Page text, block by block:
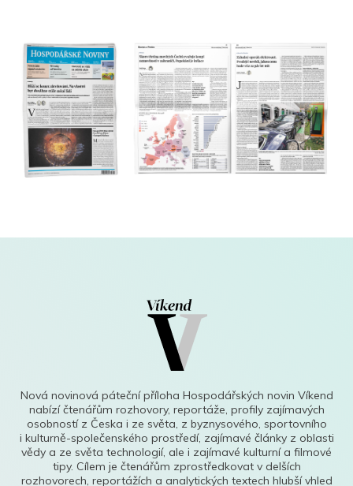
Nová novinová páteční příloha Hospodářských novin Víkend
nabízí čtenářům rozhovory, reportáže, profily zajímavých
osobností z Česka i ze světa, z byznysového, sportovního
i kulturně-společenského prostředí, zajímavé články z oblasti
vědy a ze světa technologií, ale i zajímavé kulturní a filmové
tipy. Cílem je čtenářům zprostředkovat v delších
rozhovorech, reportážích a analytických textech hlubší vhled